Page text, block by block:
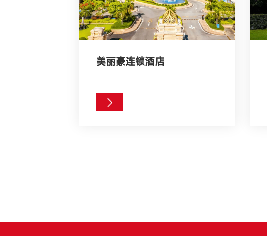
美丽豪连锁酒店